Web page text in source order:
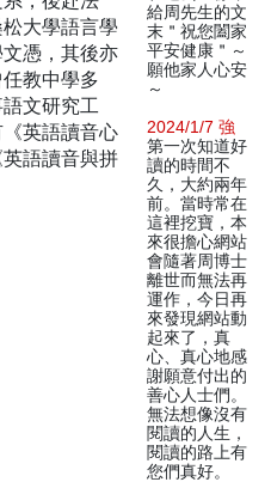
大學語言學
憑，其後亦
教中學多
文研究工
英語讀音心
語讀音與拼
給周先生的文
末＂祝您闔家
平安健康＂～
願他家人心安
～
2024/1/7 強
第一次知道好
讀的時間不
久，大約兩年
前。當時常在
這裡挖寶，本
來很擔心網站
會隨著周博士
離世而無法再
運作，今日再
來發現網站動
起來了，真
心、真心地感
謝願意付出的
善心人士們。
無法想像沒有
閱讀的人生，
閱讀的路上有
您們真好。